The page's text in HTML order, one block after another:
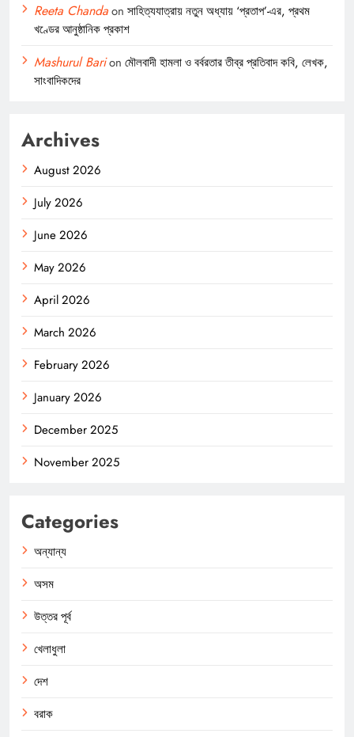
Reeta Chandaon সাহিত্যযাত্রায় নতুন অধ্যায় ‘প্রতাপ’-এর, প্রথম
খণ্ডের আনুষ্ঠানিক প্রকাশ
Mashurul Barion মৌলবাদী হামলা ও বর্বরতার তীব্র প্রতিবাদ কবি, লেখক,
সাংবাদিকদের
Archives
August 2026
July 2026
June 2026
May 2026
April 2026
March 2026
February 2026
January 2026
December 2025
November 2025
Categories
অন্যান্য
অসম
উত্তর পূর্ব
খেলাধুলা
দেশ
বরাক